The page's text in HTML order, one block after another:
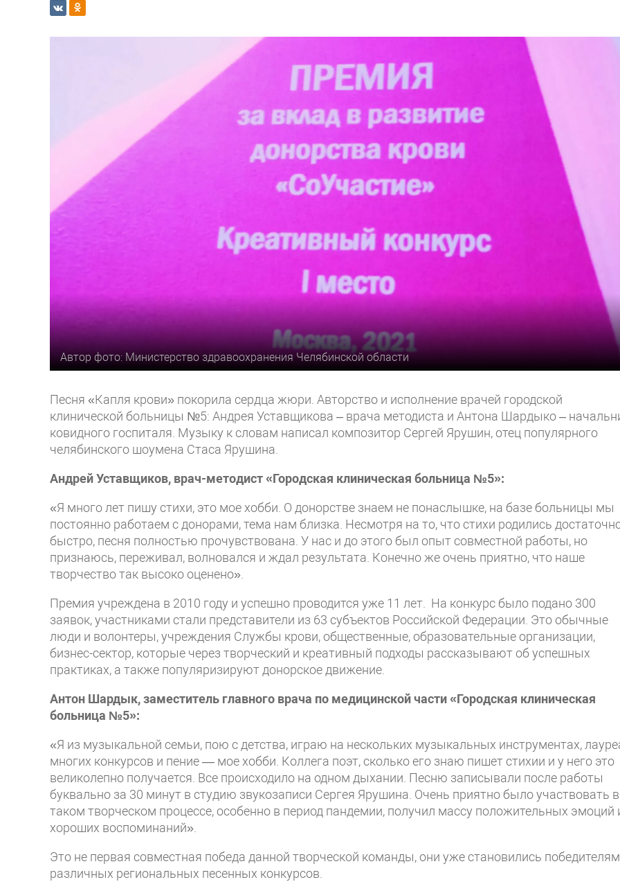
Автор фото: Министерство здравоохранения Челябинской области
Песня «Капля крови» покорила сердца жюри. Авторство и исполнение врачей городской
клинической больницы №5: Андрея Уставщикова – врача методиста и Антона Шардыко –
ковидного госпиталя. Музыку к словам написал композитор Сергей Ярушин, отец популярного
челябинского шоумена Стаса Ярушина.
Андрей Уставщиков, врач-методист «Городская клиническая больница №5»:
«Я много лет пишу стихи, это мое хобби. О донорстве знаем не понаслышке, на базе больницы мы
постоянно работаем с донорами, тема нам близка. Несмотря на то, что стихи родились
быстро, песня полностью прочувствована. У нас и до этого был опыт совместной работы, но
признаюсь, переживал, волновался и ждал результата. Конечно же очень приятно, что наше
творчество так высоко оценено».
Премия учреждена в 2010 году и успешно проводится уже 11 лет. На конкурс было подано 300
заявок, участниками стали представители из 63 субъектов Российской Федерации. Это обычные
люди и волонтеры, учреждения Службы крови, общественные, образовательные организации,
бизнес-сектор, которые через творческий и креативный подходы рассказывают об успешных
практиках, а также популяризируют донорское движение.
Антон Шардык, заместитель главного врача по медицинской части «Городская клиническая
больница №5»:
«Я из музыкальной семьи, пою с детства, играю на нескольких музыкальных инструментах,
многих конкурсов и пение — мое хобби. Коллега поэт, сколько его знаю пишет стихии и у него это
великолепно получается. Все происходило на одном дыхании. Песню записывали после работы
буквально за 30 минут в студию звукозаписи Сергея Ярушина. Очень приятно было участвовать в
таком творческом процессе, особенно в период пандемии, получил массу положительных эмоций
хороших воспоминаний».
Это не первая совместная победа данной творческой команды, они уже становились
различных региональных песенных конкурсов.